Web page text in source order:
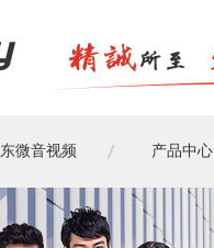
东微音视频 产品中心